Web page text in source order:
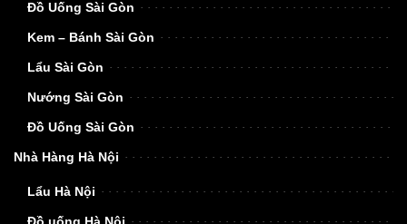
Đồ Uống Sài Gòn
Kem – Bánh Sài Gòn
Lẩu Sài Gòn
Nướng Sài Gòn
Đồ Uống Sài Gòn
Nhà Hàng Hà Nội
Lẩu Hà Nội
Đồ uống Hà Nội